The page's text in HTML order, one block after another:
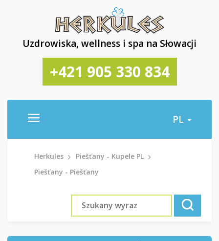
Uzdrowiska, wellness i spa na Słowacji
+421 905 330 834
PL
Herkules
Piešťany - Kupele PL
Piešťany - Piešťany